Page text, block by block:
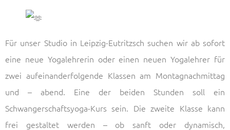
Für unser Studio in Leipzig-Eutritzsch suchen wir ab sofort
eine neue Yogalehrerin oder einen neuen Yogalehrer für
zwei aufeinanderfolgende Klassen am Montagnachmittag
und – abend. Eine der beiden Stunden soll ein
Schwangerschaftsyoga-Kurs sein. Die zweite Klasse kann
frei gestaltet werden – ob sanft oder dynamisch,